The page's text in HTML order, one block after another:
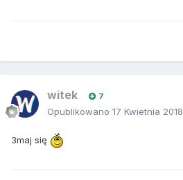
witek 7
Opublikowano 17 Kwietnia 2018
3maj się